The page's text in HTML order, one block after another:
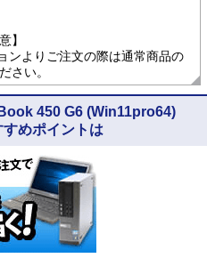
】
ンよりご注文の際は通常商品の
さい。
450 G6 (Win11pro64)
めポイントは